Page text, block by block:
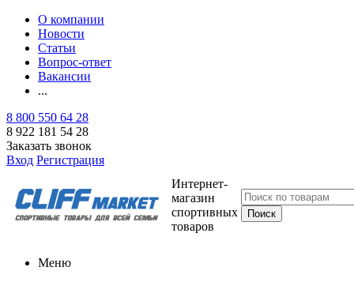
О компании
Новости
Статьи
Вопрос-ответ
Вакансии
...
8 800 550 64 28
8 922 181 54 28
Заказать звонок
Вход Регистрация
Интернет-
магазин
спортивных
товаров
Меню